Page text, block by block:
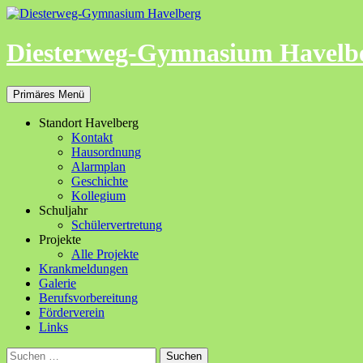
Zum
springen
Diesterweg-Gymnasium
Suchen
Primäres Menü
Standort Havelberg
Kontakt
Hausordnung
Alarmplan
Geschichte
Kollegium
Schuljahr
Schülervertretung
Projekte
Alle Projekte
Krankmeldungen
Galerie
Berufsvorbereitung
Förderverein
Links
Suchen